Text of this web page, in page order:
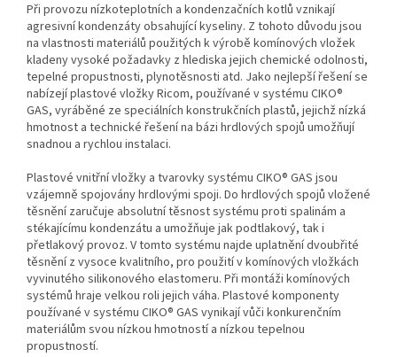
Při provozu nízkoteplotních a kondenzačních kotlů vznikají
agresivní kondenzáty obsahující kyseliny. Z tohoto důvodu jsou
na vlastnosti materiálů použitých k výrobě komínových vložek
kladeny vysoké požadavky z hlediska jejich chemické odolnosti,
tepelné propustnosti, plynotěsnosti atd. Jako nejlepší řešení se
nabízejí plastové vložky Ricom, používané v systému CIKO®
GAS, vyráběné ze speciálních konstrukčních plastů, jejichž nízká
hmotnost a technické řešení na bázi hrdlových spojů umožňují
snadnou a rychlou instalaci.
Plastové vnitřní vložky a tvarovky systému CIKO® GAS jsou
vzájemně spojovány hrdlovými spoji. Do hrdlových spojů vložené
těsnění zaručuje absolutní těsnost systému proti spalinám a
stékajícímu kondenzátu a umožňuje jak podtlakový, tak i
přetlakový provoz. V tomto systému najde uplatnění dvoubřité
těsnění z vysoce kvalitního, pro použití v komínových vložkách
vyvinutého silikonového elastomeru. Při montáži komínových
systémů hraje velkou roli jejich váha. Plastové komponenty
používané v systému CIKO® GAS vynikají vůči konkurenčním
materiálům svou nízkou hmotností a nízkou tepelnou
propustností.